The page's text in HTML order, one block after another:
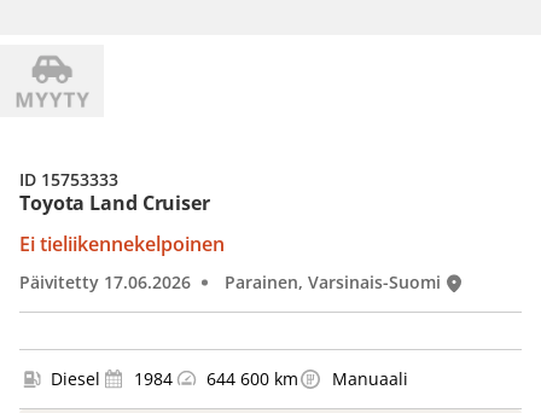
Toyota Land Cruiser
Ei tieliikennekelpoinen
Päivitetty 17.06.2026 Parainen, Varsinais-Suomi
ID 15753333
Diesel 1984 644 600 km Manuaali